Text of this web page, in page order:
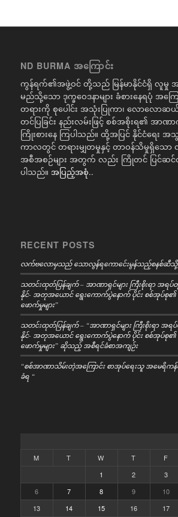
ND BURMA အကြောင်း
ကွန်ရက်၏အဖွဲ့ဝင် တို့သည် မြန်မာနိုင်ငံရှိ လူမှု အ
မည်သို့သော ဒုက္ခဝေဒနာများ ခံစားနေရပုံ အကြ
တရားကို စုပေါင်း အသုံးပြုကာ၊ လောလော
တင်ပြခြင်း နည်းလမ်းဖြင့် စစ်အစိုးရ၏ အာဏာ
ကြိုးစားနေ ကြပါသည်။ ထို့အပြင် နိုင်ငံရေး အသွ
ကာလတွင် တရားမျှတမှုနှင့် တာဝန်သိမှုရှိသော
အစီအစဉ်များ အတွက် လည်း ကြိုတင် ပြင်ဆင်ထ
ပါသည်။ အပြည့်အစုံ..
RECENT POSTS
လက်ဗလောမှသည် သောလွန်ရကောင်ေးမွန်သည့်စနစ်ဆီသို့
သတင်းထုတ်ပြန်ချက် – အာဏာရှင်များ ကြီးစိုးရာ အရ
နိုင်- အတုအယောင် ရွေးကောက်ပွဲနောက် ပိုင်း စစ်အုပ်စု၏
ဖောက်မှုများ”
သတင်းထုတ်ပြန်ချက် – “အာဏာရှင်များ ကြီးစိုးရာ အ
နိုင်- အတုအယောင် ရွေးကောက်ပွဲနောက် ပိုင်း စစ်အုပ်စု၏
ဖောက်မှုများ” ဆိုသည့် အစီရင်ခံစာအကျဉ်း
“စစ်အာဏာသိမ်းတဲ့အကြောင်း စာအုပ်ရေးသူ အမေရိကန်
ခံရ “
M T W T F
1
2 3
6
7 8 9 10
13
14 15 16 17